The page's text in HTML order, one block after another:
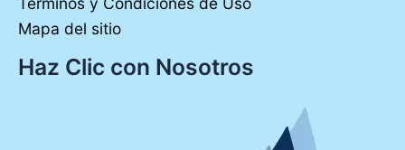
Mapa del sitio
Haz Clic con Nosotros